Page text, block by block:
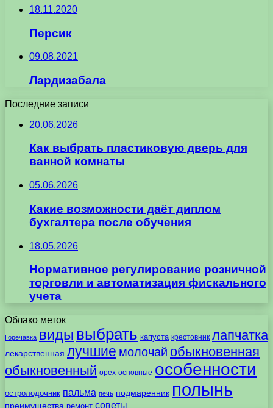
18.11.2020
Персик
09.08.2021
Лардизабала
Последние записи
20.06.2026
Как выбрать пластиковую дверь для
ванной комнаты
05.06.2026
Какие возможности даёт диплом
бухгалтера после обучения
18.05.2026
Нормативное регулирование розничной
торговли и автоматизация фискального
учета
Облако меток
Горечавка виды выбрать капуста крестовник лапчатка
лекарственная лучшие молочай обыкновенная
обыкновенный орех основные особенности
остролодочник пальма печь подмаренник полынь
преимущества ремонт советы